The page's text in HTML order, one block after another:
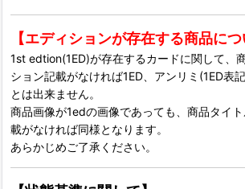
【エディションが存在する商品につ
1st edtion(1ED)が存在するカードに関して、
ション記載がなければ1ED、アンリミ(1ED表
とは出来ません。
商品画像が1edの画像であっても、商品タイ
載がなければ同様となります。
あらかじめご了承ください。